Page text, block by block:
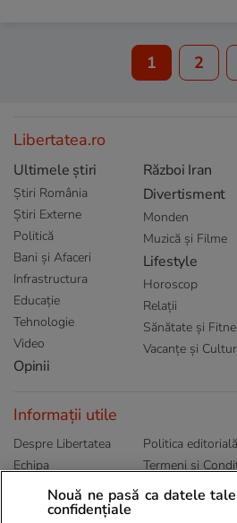
1 2
Libertatea.ro
Ultimele știri
Știri România
Știri Externe
Politică
Bani și Afaceri
Infrastructura
Educație
Tehnologie
Video
Opinii
Război Iran
Divertisment
Monden
Muzică și Filme
Lifestyle
Horoscop
Relații
Sănătate și
Vacanțe și
Informații utile
Despre Libertatea
Echipa
Publicitate
Politica de
Politica editorială
Termeni și
Abonamente
Nouă ne pasă ca datele
confidențiale